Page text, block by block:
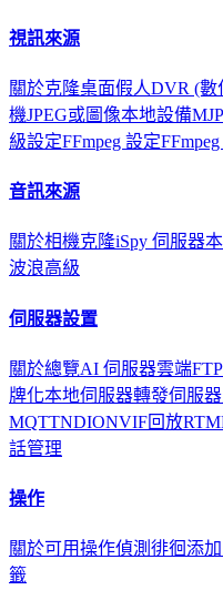
視訊來源
關於克隆桌面假人DVR (數
機JPEG或圖像本地設備
級設定FFmpeg 設定
音訊來源
關於相機克隆iSpy 伺服器
波浪高級
伺服器設置
關於總覽AI 伺服器雲端
牌化本地伺服器轉發伺服器
MQTTNDIONVIF回放
話管理
操作
關於可用操作偵測徘徊添
籤